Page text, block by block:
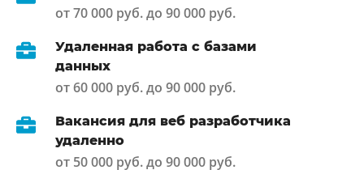
от 70 000 руб. до 90 000 руб.
Удаленная работа с базами
данных
от 60 000 руб. до 90 000 руб.
Вакансия для веб разработчика
удаленно
от 50 000 руб. до 90 000 руб.